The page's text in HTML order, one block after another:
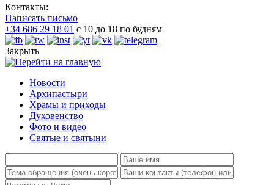
Контакты:
Написать письмо
+34 686 29 18 01 с 10 до 18 по будням
Закрыть
Новости
Архипастыри
Храмы и приходы
Духовенство
Фото и видео
Святые и святыни